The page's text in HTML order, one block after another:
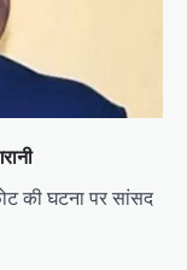
की घटना पर सांसद